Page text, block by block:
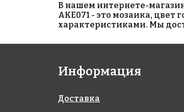
AKE218
Испания 340x340
В нашем интернете-
AKE071 - это мозаика,
характеристиками. Мы
Информация
Доставка